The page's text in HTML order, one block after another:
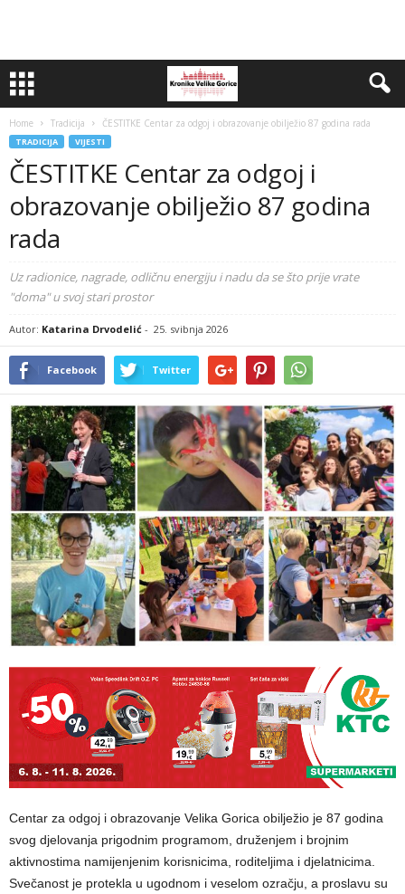
Home Tradicija ČESTITKE Centar za odgoj i obrazovanje obilježio 87 godina rada
TRADICIJA VIJESTI
ČESTITKE Centar za odgoj i
obrazovanje obilježio 87 godina
rada
Uz radionice, nagrade, odličnu energiju i nadu da se što prije vrate
"doma" u svoj stari prostor
Autor: Katarina Drvodelić - 25. svibnja 2026
Facebook Twitter
Centar za odgoj i obrazovanje Velika Gorica obilježio je 87 godina
svog djelovanja prigodnim programom, druženjem i brojnim
aktivnostima namijenjenim korisnicima, roditeljima i djelatnicima.
Svečanost je protekla u ugodnom i veselom ozračju, a proslavu su